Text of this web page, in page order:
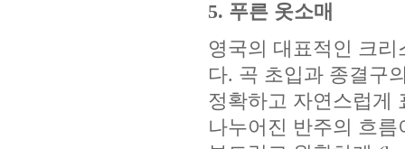
5. 푸른 옷소매
영국의 대표적인 크
다. 곡 초입과 종결구
정확하고 자연스럽게
나누어진 반주의 흐름